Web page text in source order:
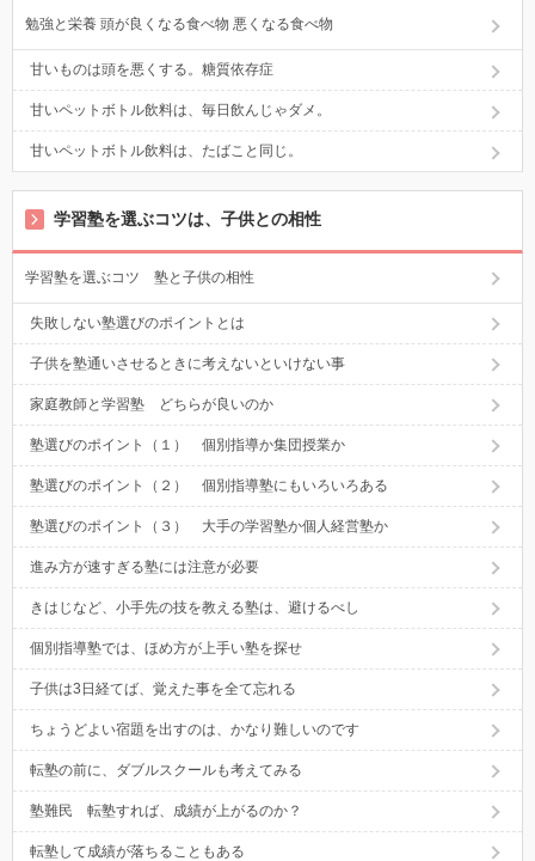
勉強と栄養 頭が良くなる食べ物 悪くなる食べ物
甘いものは頭を悪くする。糖質依存症
甘いペットボトル飲料は、毎日飲んじゃダメ。
甘いペットボトル飲料は、たばこと同じ。
学習塾を選ぶコツは、子供との相性
学習塾を選ぶコツ 塾と子供の相性
失敗しない塾選びのポイントとは
子供を塾通いさせるときに考えないといけない事
家庭教師と学習塾 どちらが良いのか
塾選びのポイント（１） 個別指導か集団授業か
塾選びのポイント（２） 個別指導塾にもいろいろある
塾選びのポイント（３） 大手の学習塾か個人経営塾か
進み方が速すぎる塾には注意が必要
きはじなど、小手先の技を教える塾は、避けるべし
個別指導塾では、ほめ方が上手い塾を探せ
子供は3日経てば、覚えた事を全て忘れる
ちょうどよい宿題を出すのは、かなり難しいのです
転塾の前に、ダブルスクールも考えてみる
塾難民 転塾すれば、成績が上がるのか？
転塾して成績が落ちることもある